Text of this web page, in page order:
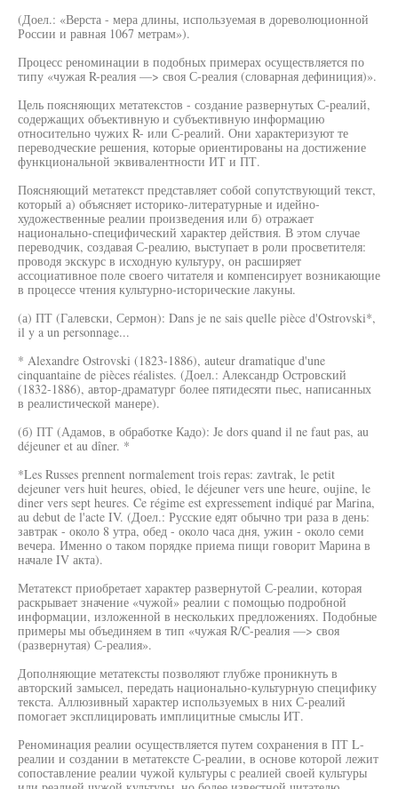
(Доел.: «Верста - мера длины, используемая в дореволюционной
России и равная 1067 метрам»).
Процесс реноминации в подобных примерах осуществляется по
типу «чужая R-реалия —> своя С-реалия (словарная дефиниция)».
Цель поясняющих метатекстов - создание развернутых С-реалий,
содержащих объективную и субъективную информацию
относительно чужих R- или С-реалий. Они характеризуют те
переводческие решения, которые ориентированы на достижение
функциональной эквивалентности ИТ и ПТ.
Поясняющий метатекст представляет собой сопутствующий текст,
который а) объясняет историко-литературные и идейно-
художественные реалии произведения или б) отражает
национально-специфический характер действия. В этом случае
переводчик, создавая С-реалию, выступает в роли просветителя:
проводя экскурс в исходную культуру, он расширяет
ассоциативное поле своего читателя и компенсирует возникающие
в процессе чтения культурно-исторические лакуны.
(а) ПТ (Галевски, Сермон): Dans je ne sais quelle pièce d'Ostrovski*,
il y a un personnage...
* Alexandre Ostrovski (1823-1886), auteur dramatique d'une
cinquantaine de pièces réalistes. (Доел.: Александр Островский
(1832-1886), автор-драматург более пятидесяти пьес, написанных
в реалистической манере).
(б) ПТ (Адамов, в обработке Кадо): Je dors quand il ne faut pas, au
déjeuner et au dîner. *
*Les Russes prennent normalement trois repas: zavtrak, le petit
dejeuner vers huit heures, obied, le déjeuner vers une heure, oujine, le
diner vers sept heures. Ce régime est expressement indiqué par Marina,
au debut de l'acte IV. (Доел.: Русские едят обычно три раза в день:
завтрак - около 8 утра, обед - около часа дня, ужин - около семи
вечера. Именно о таком порядке приема пищи говорит Марина в
начале IV акта).
Метатекст приобретает характер развернутой С-реалии, которая
раскрывает значение «чужой» реалии с помощью подробной
информации, изложенной в нескольких предложениях. Подобные
примеры мы объединяем в тип «чужая R/C-реалия —> своя
(развернутая) С-реалия».
Дополняющие метатексты позволяют глубже проникнуть в
авторский замысел, передать национально-культурную специфику
текста. Аллюзивный характер используемых в них С-реалий
помогает эксплицировать имплицитные смыслы ИТ.
Реноминация реалии осуществляется путем сохранения в ПТ L-
реалии и создании в метатексте С-реалии, в основе которой лежит
сопоставление реалии чужой культуры с реалией своей культуры